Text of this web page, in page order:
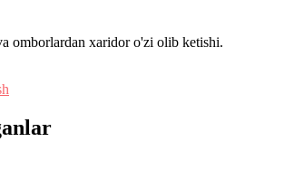
omborlardan xaridor o'zi olib ketishi.